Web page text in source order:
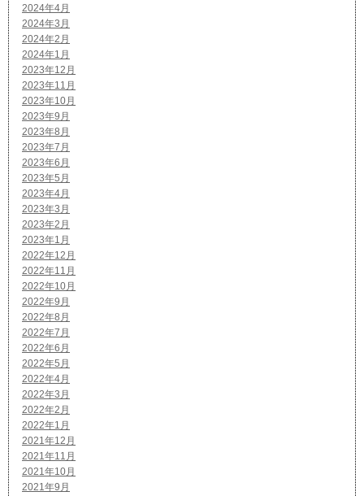
2024年4月
2024年3月
2024年2月
2024年1月
2023年12月
2023年11月
2023年10月
2023年9月
2023年8月
2023年7月
2023年6月
2023年5月
2023年4月
2023年3月
2023年2月
2023年1月
2022年12月
2022年11月
2022年10月
2022年9月
2022年8月
2022年7月
2022年6月
2022年5月
2022年4月
2022年3月
2022年2月
2022年1月
2021年12月
2021年11月
2021年10月
2021年9月